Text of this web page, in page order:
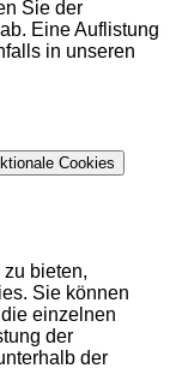
Sie der
Eine Auflistung
in unseren
Cookies
bieten,
Sie können
einzelnen
der
der